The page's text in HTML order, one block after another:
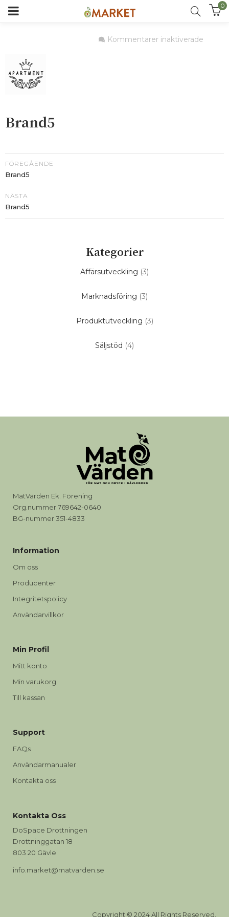
0
Kommentarer inaktiverade
Brand5
FÖREGÅENDE
Brand5
NÄSTA
Brand5
Kategorier
Affärsutveckling (3)
Marknadsföring (3)
Produktutveckling (3)
Säljstöd (4)
MatVärden Ek. Förening
Org.nummer 769642-0640
BG-nummer 351-4833
Information
Om oss
Producenter
Integritetspolicy
Användarvillkor
Min Profil
Mitt konto
Min varukorg
Till kassan
Support
FAQs
Användarmanualer
Kontakta oss
Kontakta Oss
DoSpace Drottningen
Drottninggatan 18
803 20 Gävle
info.market@matvarden.se
Copyright © 2024 All Rights Reserved.